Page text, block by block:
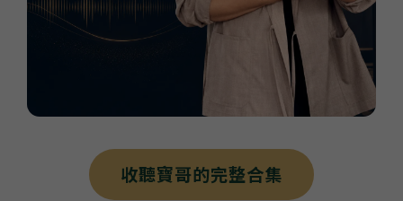
收聽寶哥的完整合集